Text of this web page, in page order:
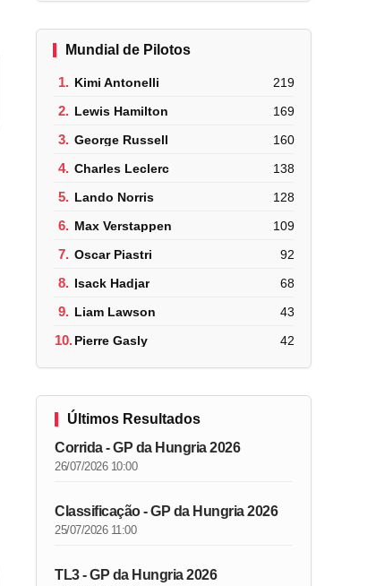
Mundial de Pilotos
1. Kimi Antonelli 219
2. Lewis Hamilton 169
3. George Russell 160
4. Charles Leclerc 138
5. Lando Norris 128
6. Max Verstappen 109
7. Oscar Piastri 92
8. Isack Hadjar 68
9. Liam Lawson 43
10.Pierre Gasly 42
Últimos Resultados
Corrida - GP da Hungria 2026
26/07/2026 10:00
Classificação - GP da Hungria 2026
25/07/2026 11:00
TL3 - GP da Hungria 2026